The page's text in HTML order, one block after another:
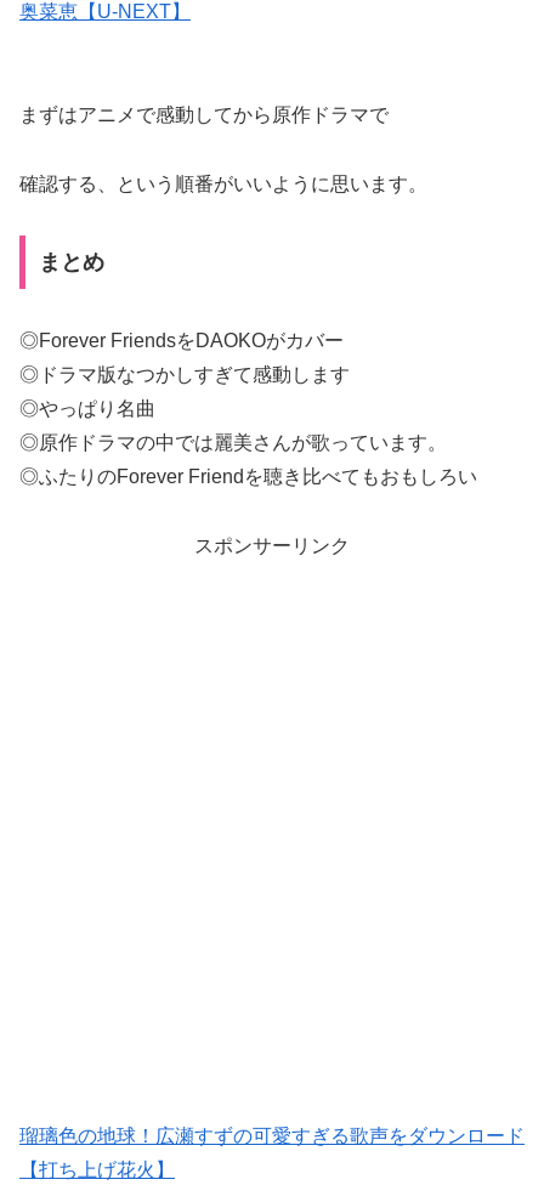
奥菜恵【U-NEXT】
まずはアニメで感動してから原作ドラマで
確認する、という順番がいいように思います。
まとめ
◎Forever FriendsをDAOKOがカバー
◎ドラマ版なつかしすぎて感動します
◎やっぱり名曲
◎原作ドラマの中では麗美さんが歌っています。
◎ふたりのForever Friendを聴き比べてもおもしろい
スポンサーリンク
瑠璃色の地球！広瀬すずの可愛すぎる歌声をダウンロード
【打ち上げ花火】